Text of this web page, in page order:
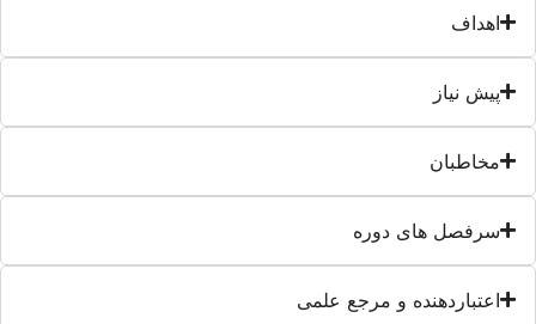
اهداف
پیش نیاز
مخاطبان
سرفصل های دوره
اعتباردهنده و مرجع علمی